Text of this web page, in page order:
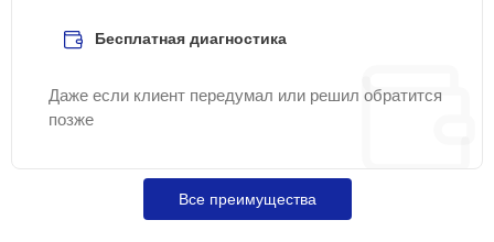
Бесплатная диагностика
Даже если клиент передумал или решил обратится
позже
Все преимущества